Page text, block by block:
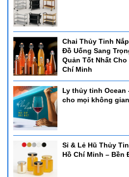
Chai Thủy Tinh
Đồ Uống Sang
Quản Tốt Nhất Cho
Chí Minh
Ly thủy tinh
cho mọi không
Sỉ & Lẻ Hũ Thủy
Hồ Chí Minh – Bền